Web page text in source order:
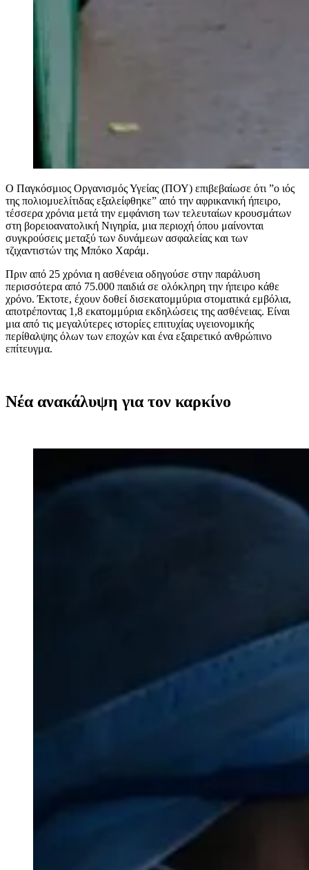
Ο Παγκόσμιος Οργανισμός Υγείας (ΠΟΥ) επιβεβαίωσε ότι ”ο ιός
της πολιομυελίτιδας εξαλείφθηκε” από την αφρικανική ήπειρο,
τέσσερα χρόνια μετά την εμφάνιση των τελευταίων κρουσμάτων
στη βορειοανατολική Νιγηρία, μια περιοχή όπου μαίνονται
συγκρούσεις μεταξύ των δυνάμεων ασφαλείας και των
τζιχαντιστών της Μπόκο Χαράμ.
Πριν από 25 χρόνια η ασθένεια οδηγούσε στην παράλυση
περισσότερα από 75.000 παιδιά σε ολόκληρη την ήπειρο κάθε
χρόνο. Έκτοτε, έχουν δοθεί δισεκατομμύρια στοματικά εμβόλια,
αποτρέποντας 1,8 εκατομμύρια εκδηλώσεις της ασθένειας. Είναι
μια από τις μεγαλύτερες ιστορίες επιτυχίας υγειονομικής
περίθαλψης όλων των εποχών και ένα εξαιρετικό ανθρώπινο
επίτευγμα.
Νέα ανακάλυψη για τον καρκίνο